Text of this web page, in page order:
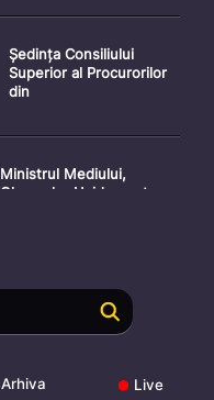
Ședința Consiliului
Superior al Procurorilor
din
Ministrul Mediului,
Gheorghe Hajder, este
Consultări publice privind
proiectul de lege pent
Arhiva Live